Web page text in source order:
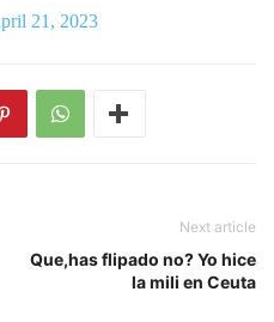
21, 2023
Next article
Que,has flipado no? Yo hice
la mili en Ceuta